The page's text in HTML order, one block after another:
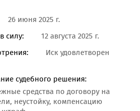
26 июня 2025 г.
силу:
12 августа 2025 г.
Иск удовлетворен
судебного решения:
средства по договору на
неустойку, компенсацию